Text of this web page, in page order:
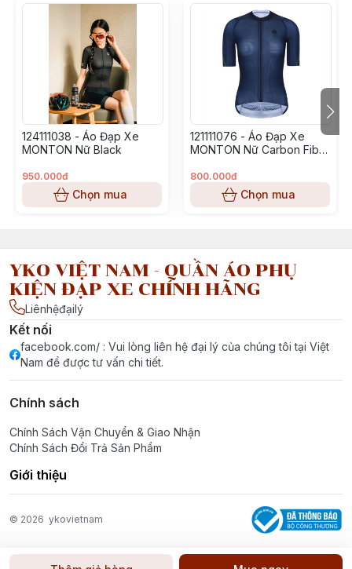
124111038 - Áo Đạp Xe
MONTON Nữ Black
950.000đ
Chọn mua
121111076 - Áo Đạp Xe
MONTON Nữ Carbon Fiber
800.000đ
Chọn mua
YKO VIỆT NAM - QUẦN ÁO PHỤ
KIỆN ĐẠP XE CHÍNH HÃNG
Liênhệđạilý
Kết nối
facebook.com/ : Vui lòng liên hệ đại lý của chúng tôi tại Việt
Nam để được tư vấn chi tiết.
Chính sách
Chính Sách Vận Chuyển & Giao Nhận
Chính Sách Đổi Trả Sản Phẩm
Giới thiệu
© 2026 ykovietnam